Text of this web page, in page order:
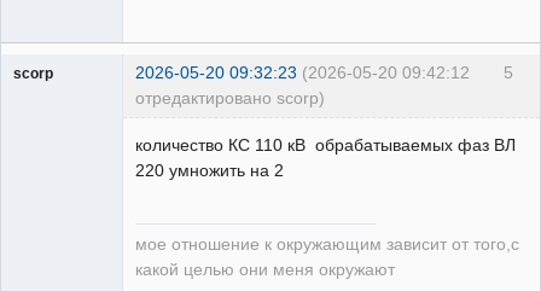
5
scorp 2026-05-20 09:32:23 (2026-05-20 09:42:12
отредактировано scorp)
количество КС 110 кВ обрабатываемых фаз ВЛ
220 умножить на 2
мое отношение к окружающим зависит от того,с
какой целью они меня окружают